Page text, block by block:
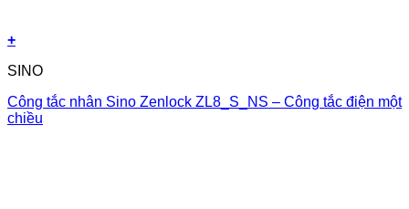
+
SINO
Công tắc nhân Sino Zenlock ZL8_S_NS – Công tắc điện một
chiều